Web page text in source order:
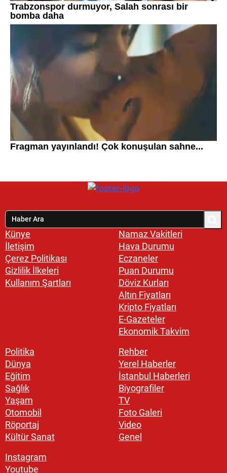
Künye
İletişim
Çerez Politikası
Gizlilik İlkeleri
Kullanım Şartları
Namaz Vakitleri
Hava Durumu
Eczaneler
Puan Durumu
Döviz Kurları
Altın Fiyatları
Kripto Fiyatları
E-Gazeteler
Ekonomik Takvim
Politika
Dünya
Eğitim
Sağlık
Yaşam
Otomobil
Röportaj
Kültür Sanat
Rehber
Yerel Haberler
İstanbul Haberleri
Biyografiler
TV
Foto Galeri
Video
Genel
Instagram
Youtube